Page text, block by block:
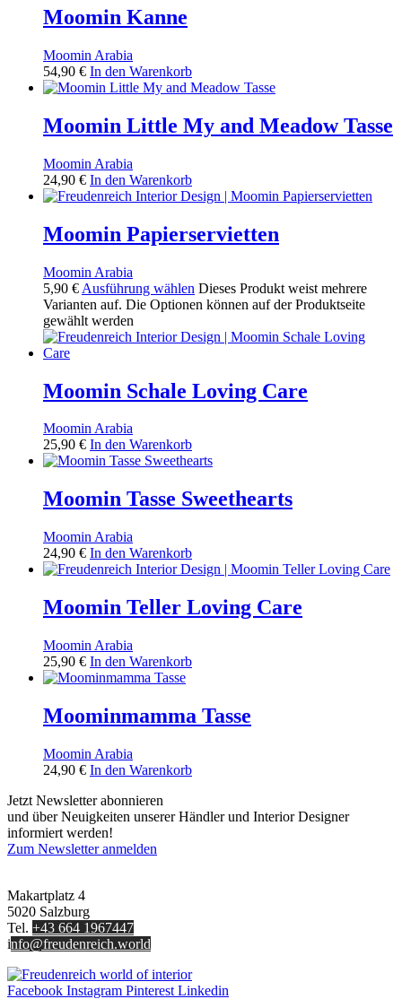
Moomin Kanne
Moomin Arabia
54,90 € In den Warenkorb
Moomin Little My and Meadow Tasse
Moomin Arabia
24,90 € In den Warenkorb
Moomin Papierservietten
Moomin Arabia
5,90 € Ausführung wählen Dieses Produkt weist mehrere
Varianten auf. Die Optionen können auf der Produktseite
gewählt werden
Moomin Schale Loving Care
Moomin Arabia
25,90 € In den Warenkorb
Moomin Tasse Sweethearts
Moomin Arabia
24,90 € In den Warenkorb
Moomin Teller Loving Care
Moomin Arabia
25,90 € In den Warenkorb
Moominmamma Tasse
Moomin Arabia
24,90 € In den Warenkorb
Jetzt Newsletter abonnieren
und über Neuigkeiten unserer Händler und Interior Designer
informiert werden!
Zum Newsletter anmelden
Makartplatz 4
5020 Salzburg
Tel. +43 664 1967447
info@freudenreich.world
Facebook Instagram Pinterest Linkedin